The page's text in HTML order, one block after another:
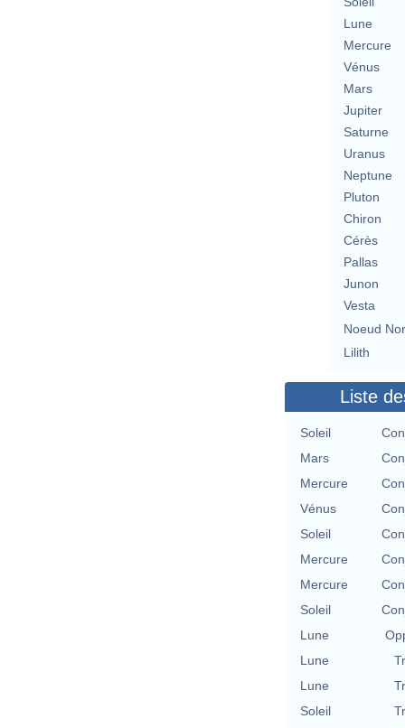
Lune
Mercure
Vénus
Mars
Jupiter
Saturne
Uranus
Neptune
Pluton
Chiron
Cérès
Pallas
Junon
Vesta
Noeud
Lilith
Liste
Soleil
Mars
Mercure
Vénus
Soleil
Mercure
Mercure
Soleil
Lune
Lune
Lune
Soleil